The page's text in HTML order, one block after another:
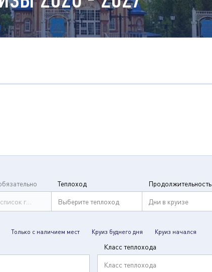
городов
Теплоход
Выберите теплоход
Продолжительность
Дни в круизе
Только с наличием мест Круиз буднего дня Круиз начался
Класс теплохода
Класс теплохода